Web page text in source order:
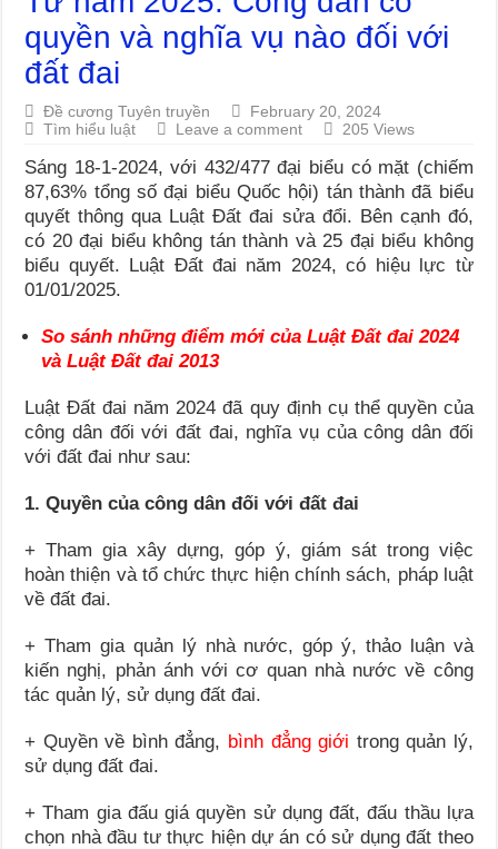
quyền và nghĩa vụ nào đối với
đất đai
Đề cương Tuyên truyền
February 20, 2024
Tìm hiểu luật
Leave a comment 205 Views
Sáng 18-1-2024, với 432/477 đại biểu có mặt (chiếm
87,63% tổng số đại biểu Quốc hội) tán thành đã biểu
quyết thông qua Luật Đất đai sửa đổi. Bên cạnh đó,
có 20 đại biểu không tán thành và 25 đại biểu không
biểu quyết. Luật Đất đai năm 2024, có hiệu lực từ
01/01/2025.
So sánh những điểm mới của Luật Đất đai 2024
và Luật Đất đai 2013
Luật Đất đai năm 2024 đã quy định cụ thể quyền của
công dân đối với đất đai, nghĩa vụ của công dân đối
với đất đai như sau:
1. Quyền của công dân đối với đất đai
+ Tham gia xây dựng, góp ý, giám sát trong việc
hoàn thiện và tổ chức thực hiện chính sách, pháp luật
về đất đai.
+ Tham gia quản lý nhà nước, góp ý, thảo luận và
kiến nghị, phản ánh với cơ quan nhà nước về công
tác quản lý, sử dụng đất đai.
+ Quyền về bình đẳng, bình đẳng giới trong quản lý,
sử dụng đất đai.
+ Tham gia đấu giá quyền sử dụng đất, đấu thầu lựa
chọn nhà đầu tư thực hiện dự án có sử dụng đất theo